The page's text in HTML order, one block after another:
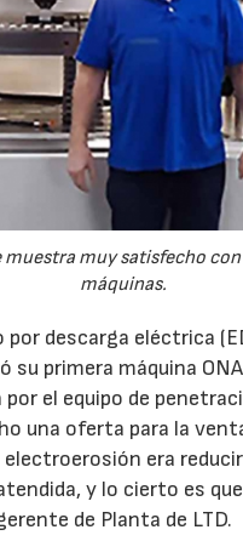
muestra muy satisfecho
máquinas.
descarga eléctrica
su primera máquina
el equipo de
una oferta para la
era
y lo cierto es
de Planta de LTD.